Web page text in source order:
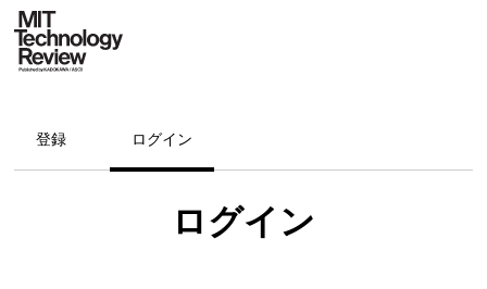
登録 ログイン
ログイン